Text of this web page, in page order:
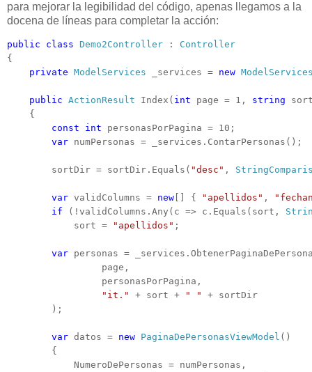
para mejorar la legibilidad del código, apenas llegamos a la
docena de líneas para completar la acción:
public class Demo2Controller : Controller
{
private ModelServices _services = new
public ActionResult Index( int page = 1, string
{
const
int personasPorPagina = 10;
var numPersonas = _services.ContarPersonas();
sortDir = sortDir.Equals( "desc" ,
var validColumns = new [] { "apellidos" ,
if (!validColumns.Any(c => c.Equals(sort,
sort =
"apellidos" ;
var personas =
                 page,
                 personasPorPagina,
"it."
+ sort + " "
+ sortDir
        );
var datos = new PaginaDePersonasViewModel ()
{
NumeroDePersonas = numPersonas,